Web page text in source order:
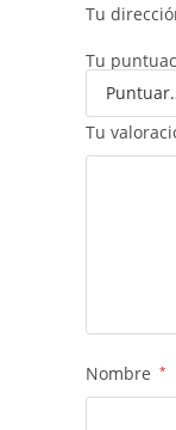
Tu
Tu
Tu
Nombre *